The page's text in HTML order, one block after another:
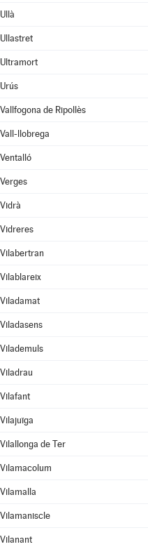
Ullà
Ullastret
Ultramort
Urús
Vallfogona de Ripollès
Vall-llobrega
Ventalló
Verges
Vidrà
Vidreres
Vilabertran
Vilablareix
Viladamat
Viladasens
Vilademuls
Viladrau
Vilafant
Vilajuïga
Vilallonga de Ter
Vilamacolum
Vilamalla
Vilamaniscle
Vilanant